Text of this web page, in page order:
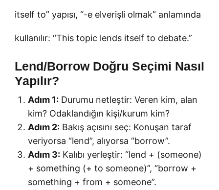
itself to” yapısı, “-e elverişli olmak” anlamında
kullanılır: “This topic lends itself to debate.”
Lend/Borrow Doğru Seçimi Nasıl
Yapılır?
Adım 1: Durumu netleştir: Veren kim, alan
kim? Odaklandığın kişi/kurum kim?
Adım 2: Bakış açısını seç: Konuşan taraf
veriyorsa “lend”, alıyorsa “borrow”.
Adım 3: Kalıbı yerleştir: “lend + (someone)
+ something (+ to someone)”, “borrow +
something + from + someone”.